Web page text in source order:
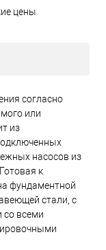
цены
согласно
или
из
насосов из
к
фундаментной
стали, с
со всеми